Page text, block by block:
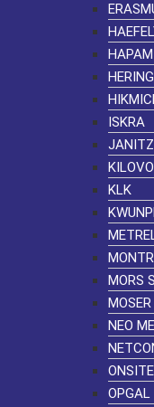
HAPAM
HERING
ISKRA
KLK
MORS
NEO
ONSITE
OPGAL